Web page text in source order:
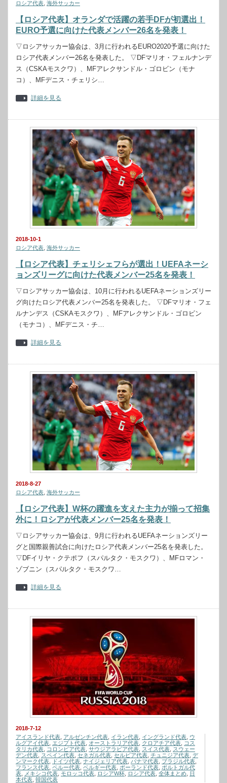
ロシア代表 海外サッカー
【ロシア代表】オランダで活躍の若手DFが初選出！
EURO予選に向けた代表メンバー26名を発表！
▽ロシアサッカー協会は、3月に行われるEURO2020予選に向けた
ロシア代表メンバー26名を発表した。 ▽DFマリオ・フェルナンデ
ス（CSKAモスクワ）、MFアレクサンドル・ゴロビン（モナ
コ）、MFデニス・チェリシ…
詳細を見る
2018-10-1
ロシア代表 海外サッカー
【ロシア代表】チェリシェフらが選出！UEFAネーシ
ョンズリーグに向けた代表メンバー25名を発表！
▽ロシアサッカー協会は、10月に行われるUEFAネーションズリー
グ向けたロシア代表メンバー25名を発表した。 ▽DFマリオ・フェ
ルナンデス（CSKAモスクワ）、MFアレクサンドル・ゴロビン
（モナコ）、MFデニス・チ…
詳細を見る
2018-8-27
ロシア代表 海外サッカー
【ロシア代表】W杯の躍進を支えた主力が揃って招集
外に！ロシアが代表メンバー25名を発表！
▽ロシアサッカー協会は、9月に行われるUEFAネーションズリー
グと国際親善試合に向けたロシア代表メンバー25名を発表した。
▽DFイリヤ・クテポフ（スパルタク・モスクワ）、MFロマン・
ゾブニン（スパルタク・モスクワ…
詳細を見る
2018-7-12
アイスランド代表 アルゼンチン代表 イラン代表 イングランド代表 ウ
ルグアイ代表 エジプト代表 オーストラリア代表 クロアチア代表
コス
タリカ代表
コロンビア代表 サウジアラビア代表 スイス代表 スウェー
デン代表 スペイン代表 セネガル代表 セルビア代表 チュニジア代表 デ
ンマーク代表
ドイツ代表 ナイジェリア代表 パナマ代表 ブラジル代表
フランス代表 ペルー代表 ベルギー代表 ポーランド代表 ポルトガル代
表
メキシコ代表 モロッコ代表 ロシアW杯 ロシア代表 全体まとめ 日
本代表 韓国代表